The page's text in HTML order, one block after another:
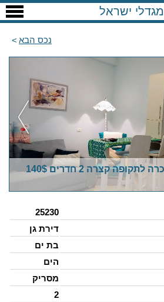
מגדלי ישראל
נכס הבא
בת ים דירת גן להשכרה לתקופה קצרה 2 חדרים 140$
25230
דירת גן
בת ים
הים
מסריק
2